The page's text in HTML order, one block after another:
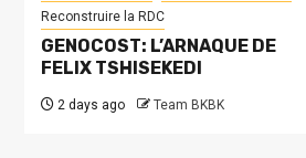
Reconstruire la RDC
GENOCOST: L’ARNAQUE DE
FELIX TSHISEKEDI
2 days ago Team BKBK